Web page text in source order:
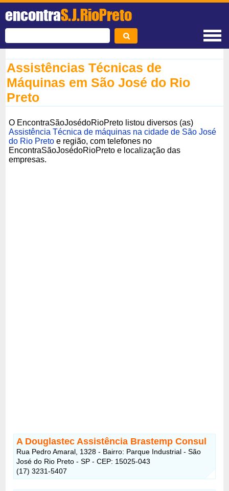
encontraS.J.RioPreto
Assistências Técnicas de
Máquinas em São José do Rio
Preto
O EncontraSãoJosédoRioPreto listou diversos (as)
Assistência Técnica de máquinas na cidade de São José
do Rio Preto e região, com telefones no
EncontraSãoJosédoRioPreto e localização das
empresas.
A Douglastec Assistência Brastemp Consul
Rua Pedro Amaral, 1328 - Bairro: Parque Industrial - São
José do Rio Preto - SP - CEP: 15025-043
(17) 3231-5407